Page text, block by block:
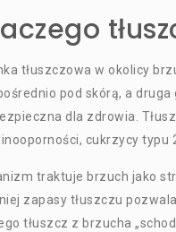
tłuszczowa w okolicy
pod skórą, a
dla zdrowia.
cukrzycy typu
traktuje brzuch jako
zapasy tłuszczu
tłuszcz z brzucha